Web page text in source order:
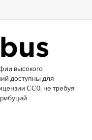
высокого
доступны для
CC0, не требуя